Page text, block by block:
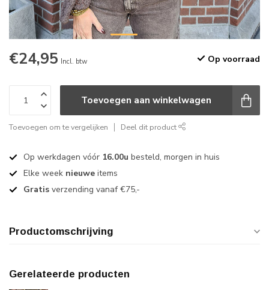
€24,95 Incl. btw Op voorraad
Toevoegen aan winkelwagen
Toevoegen om te vergelijken Deel dit product
Op werkdagen vóór 16.00u besteld, morgen in huis
Elke week nieuwe items
Gratis verzending vanaf €75,-
Productomschrijving
Gerelateerde producten